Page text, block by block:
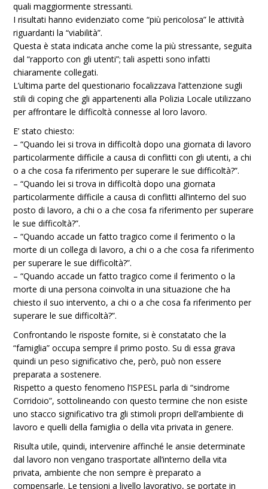
quali maggiormente stressanti.
I risultati hanno evidenziato come “più pericolosa” le attività
riguardanti la “viabilità”.
Questa è stata indicata anche come la più stressante, seguita
dal “rapporto con gli utenti”; tali aspetti sono infatti
chiaramente collegati.
L’ultima parte del questionario focalizzava l’attenzione sugli
stili di coping che gli appartenenti alla Polizia Locale utilizzano
per affrontare le difficoltà connesse al loro lavoro.
E’ stato chiesto:
– “Quando lei si trova in difficoltà dopo una giornata di lavoro
particolarmente difficile a causa di conflitti con gli utenti, a chi
o a che cosa fa riferimento per superare le sue difficoltà?”.
– “Quando lei si trova in difficoltà dopo una giornata
particolarmente difficile a causa di conflitti all’interno del suo
posto di lavoro, a chi o a che cosa fa riferimento per superare
le sue difficoltà?”.
– “Quando accade un fatto tragico come il ferimento o la
morte di un collega di lavoro, a chi o a che cosa fa riferimento
per superare le sue difficoltà?”.
– “Quando accade un fatto tragico come il ferimento o la
morte di una persona coinvolta in una situazione che ha
chiesto il suo intervento, a chi o a che cosa fa riferimento per
superare le sue difficoltà?”.
Confrontando le risposte fornite, si è constatato che la
“famiglia” occupa sempre il primo posto. Su di essa grava
quindi un peso significativo che, però, può non essere
preparata a sostenere.
Rispetto a questo fenomeno l’ISPESL parla di “sindrome
Corridoio”, sottolineando con questo termine che non esiste
uno stacco significativo tra gli stimoli propri dell’ambiente di
lavoro e quelli della famiglia o della vita privata in genere.
Risulta utile, quindi, intervenire affinché le ansie determinate
dal lavoro non vengano trasportate all’interno della vita
privata, ambiente che non sempre è preparato a
compensarle. Le tensioni a livello lavorativo, se portate in